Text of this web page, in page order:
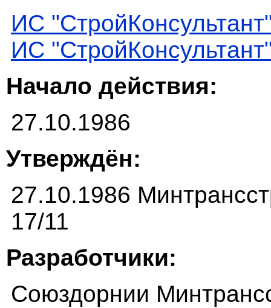
ИС
ИС
Начало действия:
27.10.1986
Утверждён:
27.10.1986
17/11
Разработчики:
Союздорнии